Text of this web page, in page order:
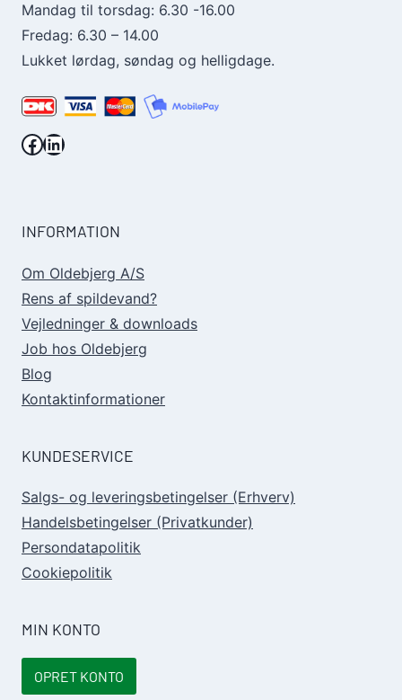
Mandag til torsdag: 6.30 -16.00
Fredag: 6.30 – 14.00
Lukket lørdag, søndag og helligdage.
Facebook.
LinkedIn.
INFORMATION
Om Oldebjerg A/S
Rens af spildevand?
Vejledninger & downloads
Job hos Oldebjerg
Blog
Kontaktinformationer
KUNDESERVICE
Salgs- og leveringsbetingelser (Erhverv)
Handelsbetingelser (Privatkunder)
Persondatapolitik
Cookiepolitik
MIN KONTO
OPRET KONTO